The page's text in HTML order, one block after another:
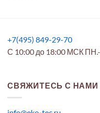
+7(495) 849-29-70
С 10:00 до 18:00 МСК
СВЯЖИТЕСЬ С НАМИ